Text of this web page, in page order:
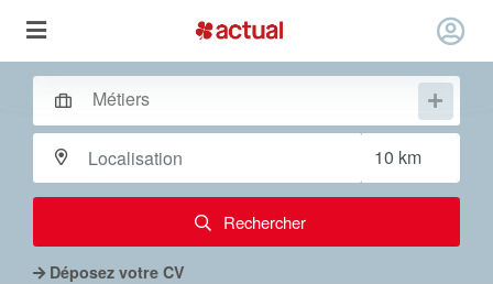
Rechercher
Déposez votre CV